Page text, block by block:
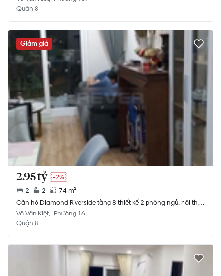
Quận 8
Giảm giá
2.95 tỷ -2%
2 2
74 m²
Căn hộ Diamond Riverside tầng 8 thiết kế 2 phòng ngủ, nội thất
cơ bản.
Võ Văn Kiệt
Phường 16
Quận 8